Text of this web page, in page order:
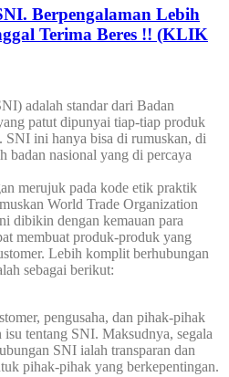
Berpengalaman Lebih
Terima Beres !! (KLIK
adalah standar dari Badan
patut dipunyai tiap-tiap produk
SNI ini hanya bisa di rumuskan, di
badan nasional yang di percaya
merujuk pada kode etik praktik
World Trade Organization
dibikin dengan kemauan para
membuat produk-produk yang
Lebih komplit berhubungan
sebagai berikut:
pengusaha, dan pihak-pihak
tentang SNI. Maksudnya, segala
SNI ialah transparan dan
pihak-pihak yang berkepentingan.